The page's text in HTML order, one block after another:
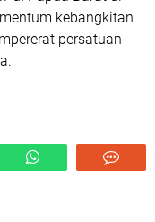
kebangkitan
persatuan